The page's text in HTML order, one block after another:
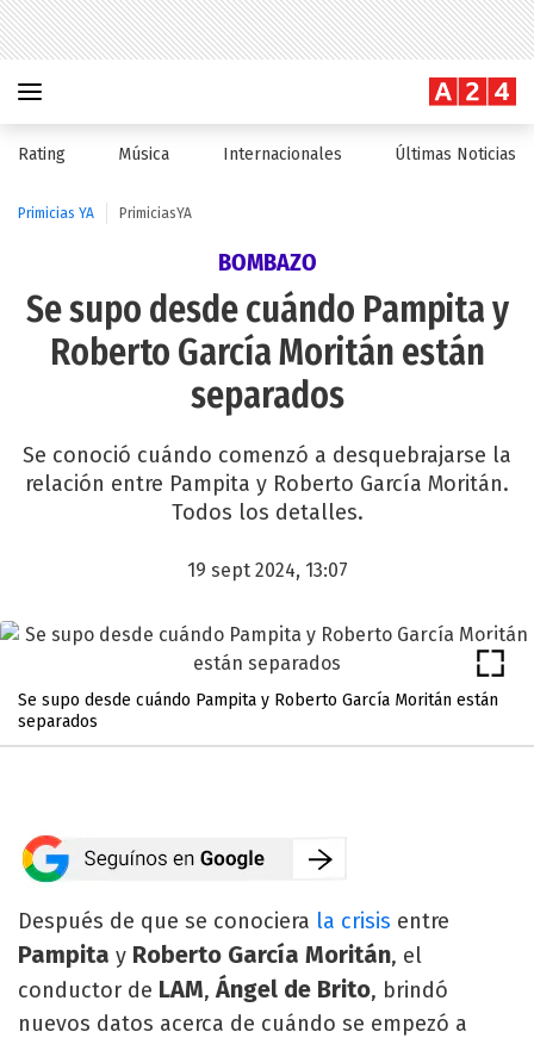
Rating Música Internacionales Últimas Noticias
Primicias YA PrimiciasYA
BOMBAZO
Se supo desde cuándo Pampita y
Roberto García Moritán están
separados
Se conoció cuándo comenzó a desquebrajarse la
relación entre Pampita y Roberto García Moritán.
Todos los detalles.
19 sept 2024, 13:07
Se supo desde cuándo Pampita y Roberto García Moritán están
separados
Después de que se conociera la crisis entre
Pampita y Roberto García Moritán, el
conductor de LAM,Ángel de Brito, brindó
nuevos datos acerca de cuándo se empezó a